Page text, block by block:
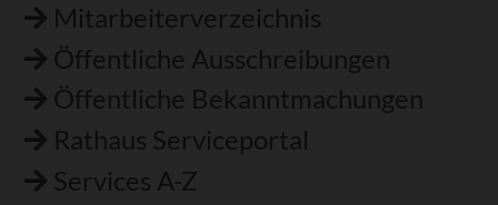
Mitarbeiterverzeichnis
Öffentliche Ausschreibungen
Öffentliche Bekanntmachungen
Rathaus Serviceportal
Services A-Z